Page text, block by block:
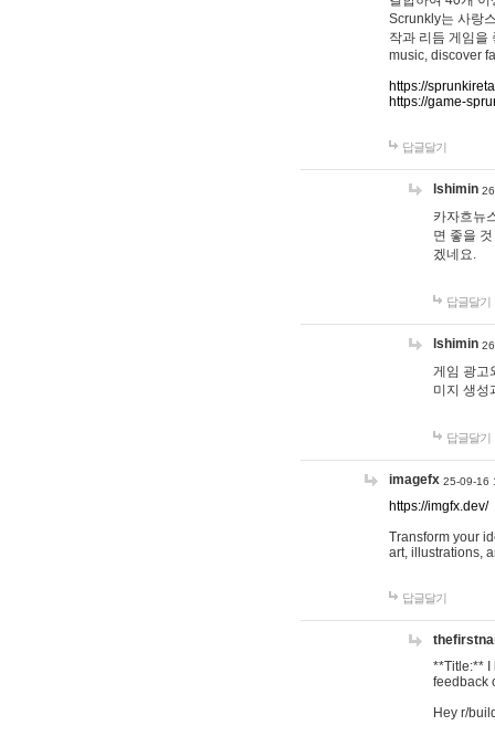
Scrunkly는 사랑
작과 리듬 게임을
music, discover
https://
https://game-
답글달기
lshimin
카자흐뉴
면 좋을
겠네요.
답글달기
lshimin
게임 광고
미지 생성
답글달기
imagefx 25-09-16
https://imgfx.dev/
Transform your
art, illustrations,
답글달기
**Title:** I
feedback
Hey r/